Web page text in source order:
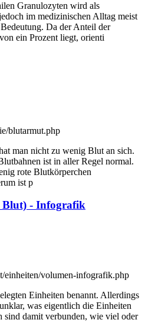
Granulozyten wird als
im medizinischen Alltag meist
Da der Anteil der
ein Prozent liegt, orienti
blutarmut.php
man nicht zu wenig Blut an sich.
ist in aller Regel normal.
rote Blutkörperchen
ist p
Blut) - Infografik
volumen-infografik.php
Einheiten benannt. Allerdings
was eigentlich die Einheiten
sind damit verbunden, wie viel oder